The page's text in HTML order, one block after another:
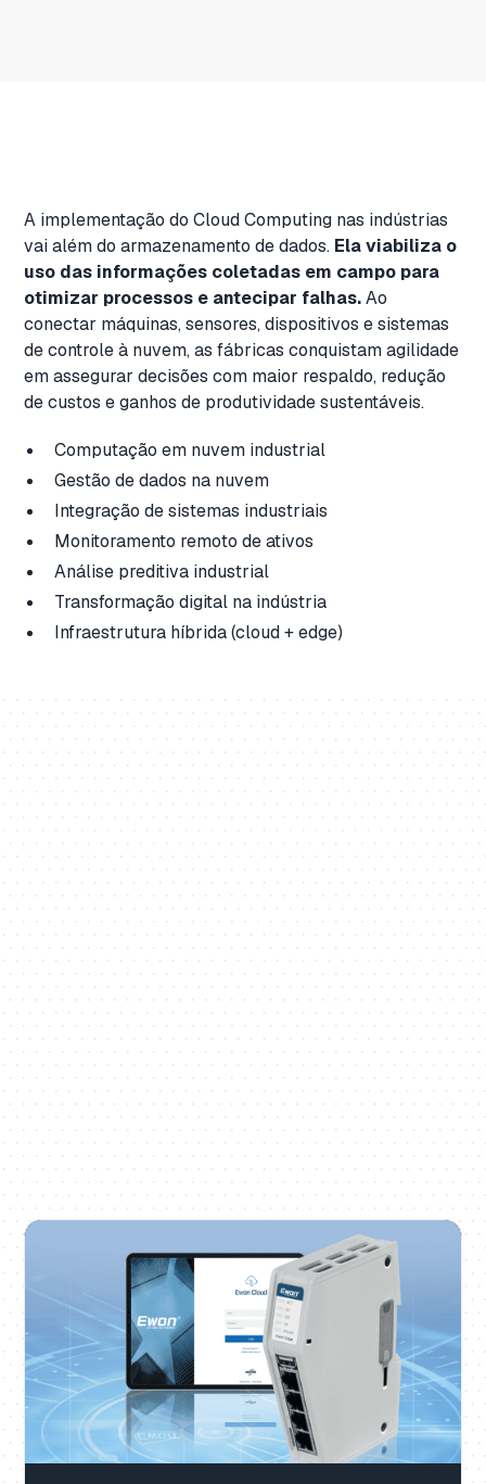
A implementação do Cloud Computing nas indústrias
vai além do armazenamento de dados. Ela viabiliza o
uso das informações coletadas em campo para
otimizar processos e antecipar falhas.Ao
conectar máquinas, sensores, dispositivos e sistemas
de controle à nuvem, as fábricas conquistam agilidade
em assegurar decisões com maior respaldo, redução
de custos e ganhos de produtividade sustentáveis.
Computação em nuvem industrial
Gestão de dados na nuvem
Integração de sistemas industriais
Monitoramento remoto de ativos
Análise preditiva industrial
Transformação digital na indústria
Infraestrutura híbrida (cloud + edge)